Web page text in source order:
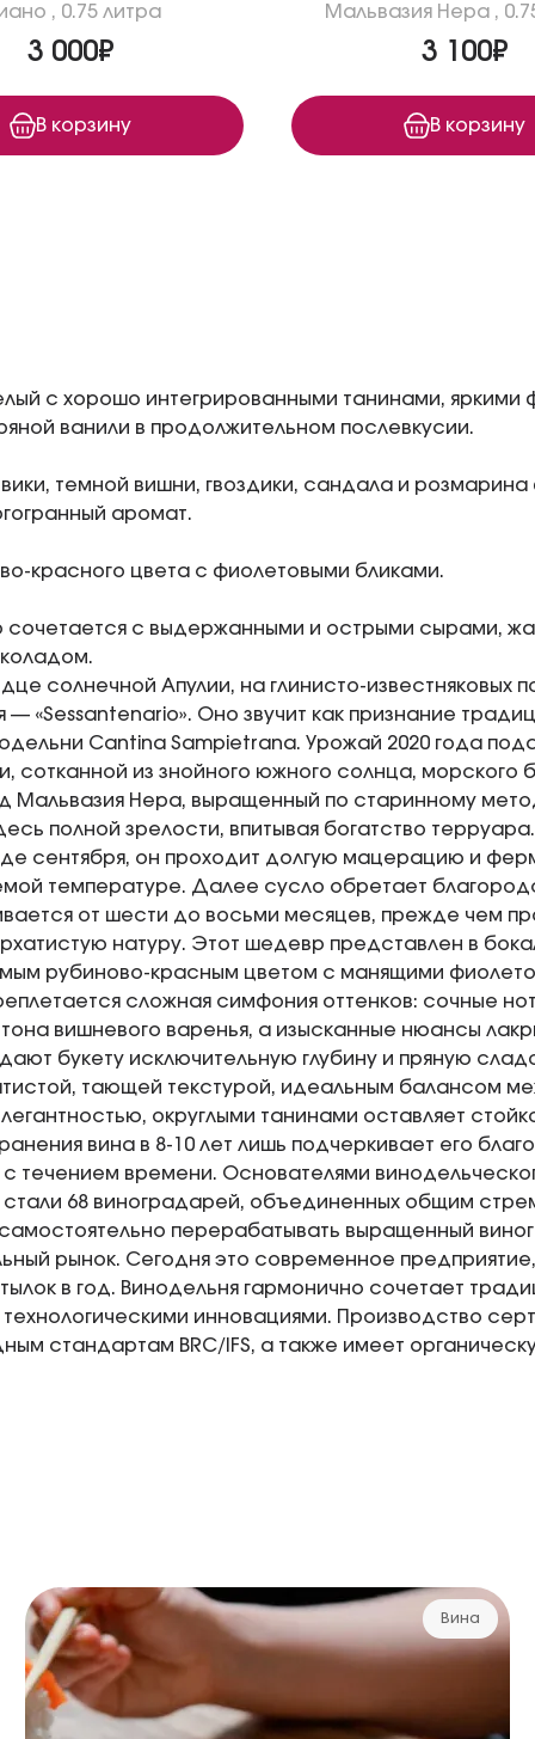
, 0.75 литра
3 000₽
В корзину
Мальвазия Нера ,
3 100₽
В корзину
c хорошо интегрированными танинами, яркими
ванили в продолжительном послевкусии.
темной вишни, гвоздики, сандала и
аромат.
красного цвета с фиолетовыми бликами.
сочетается с выдержанными и острыми сырами,
солнечной Апулии, на глинисто-известняковых
— «Sessantenario». Оно звучит как признание
Cantina Sampietrana. Урожай 2020 года
сотканной из знойного южного солнца, морского
Мальвазия Нера, выращенный по старинному
полной зрелости, впитывая богатство
сентября, он проходит долгую мацерацию и
температуре. Далее сусло обретает
от шести до восьми месяцев, прежде чем
натуру. Этот шедевр представлен в
рубиново-красным цветом с манящими
сложная симфония оттенков: сочные
вишневого варенья, а изысканные нюансы
букету исключительную глубину и пряную
тающей текстурой, идеальным балансом
округлыми танинами оставляет
вина в 8-10 лет лишь подчеркивает его
с течением времени. Основателями
68 виноградарей, объединенных общим
перерабатывать выращенный
рынок. Сегодня это современное
в год. Винодельня гармонично сочетает
инновациями. Производство
стандартам BRC/IFS, а также имеет
Вина